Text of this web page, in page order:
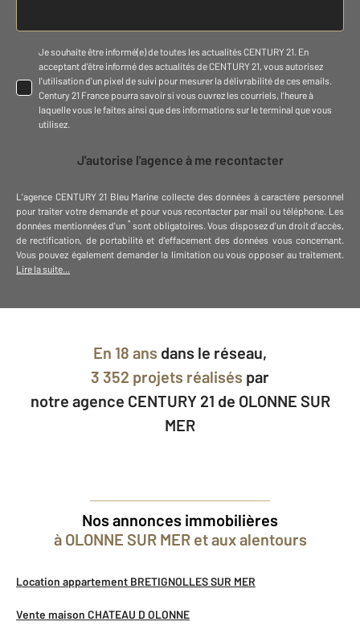
Je souhaite être informé(e) de toutes les actualités CENTURY 21. En
acceptant d'être informé des actualités de CENTURY 21, vous autorisez
l'utilisation d'un pixel de suivi pour mesurer la délivrabilité de ces emails.
Century 21 France pourra savoir si vous ouvrez les courriels, l'heure à
laquelle vous le faites ainsi que des informations sur le terminal que vous
utilisez.
J'autorise l'agence à me recontacter
L'agence CENTURY 21 Bleu Marine collecte des données à caractère personnel
pour traiter votre demande et pour vous recontacter par mail ou téléphone. Les
données mentionnées d'un * sont obligatoires. Vous disposez d'un droit d'accès,
de rectification, de portabilité et d'effacement des données vous concernant.
Vous pouvez également demander la limitation ou vous opposer au traitement.
Lire la suite...
En 18 ans dans le réseau,
3 352 projets réalisés par
notre agence CENTURY 21 de OLONNE SUR
MER
Nos annonces immobilières
à OLONNE SUR MER et aux alentours
Location appartement BRETIGNOLLES SUR MER
Vente maison CHATEAU D OLONNE